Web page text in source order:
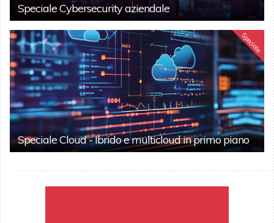
Speciale Cybersecurity aziendale
Speciale
Speciale Cloud - Ibrido e multicloud in primo piano